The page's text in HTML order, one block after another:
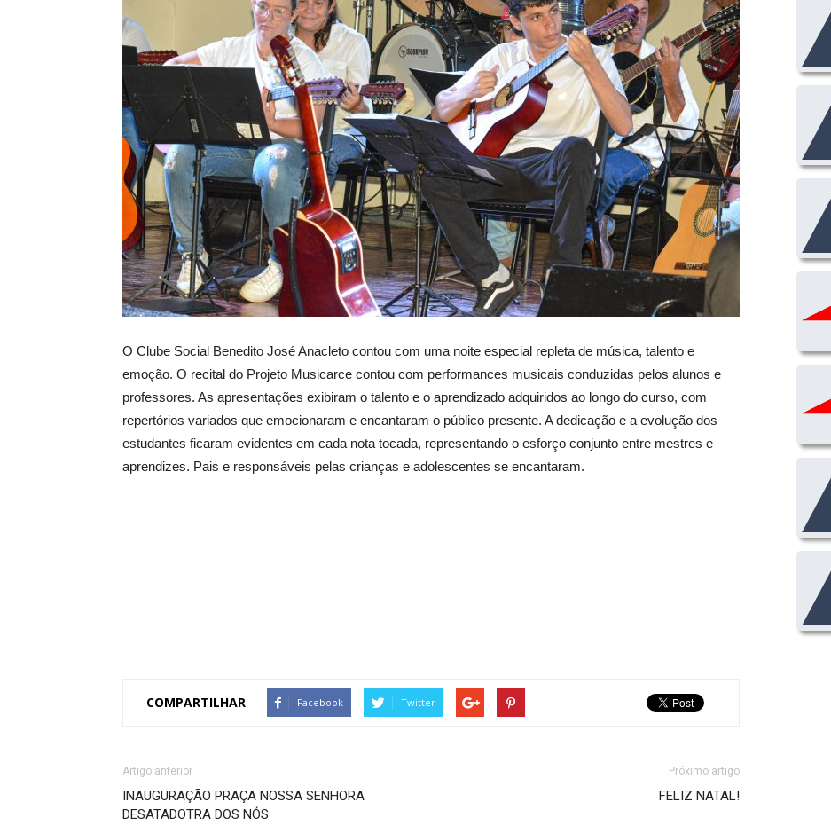
O Clube Social Benedito José Anacleto contou com uma noite especial repleta de música, talento e
emoção. O recital do Projeto Musicarce contou com performances musicais conduzidas pelos alunos e
professores. As apresentações exibiram o talento e o aprendizado adquiridos ao longo do curso, com
repertórios variados que emocionaram e encantaram o público presente. A dedicação e a evolução dos
estudantes ficaram evidentes em cada nota tocada, representando o esforço conjunto entre mestres e
aprendizes. Pais e responsáveis pelas crianças e adolescentes se encantaram.
COMPARTILHAR Facebook Twitter
Artigo anterior
INAUGURAÇÃO PRAÇA NOSSA SENHORA
DESATADOTRA DOS NÓS
Próximo artigo
FELIZ NATAL!